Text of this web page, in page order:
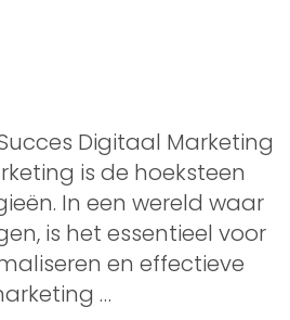
Digitaal Marketing
is de hoeksteen
In een wereld waar
is het essentieel voor
en effectieve
…